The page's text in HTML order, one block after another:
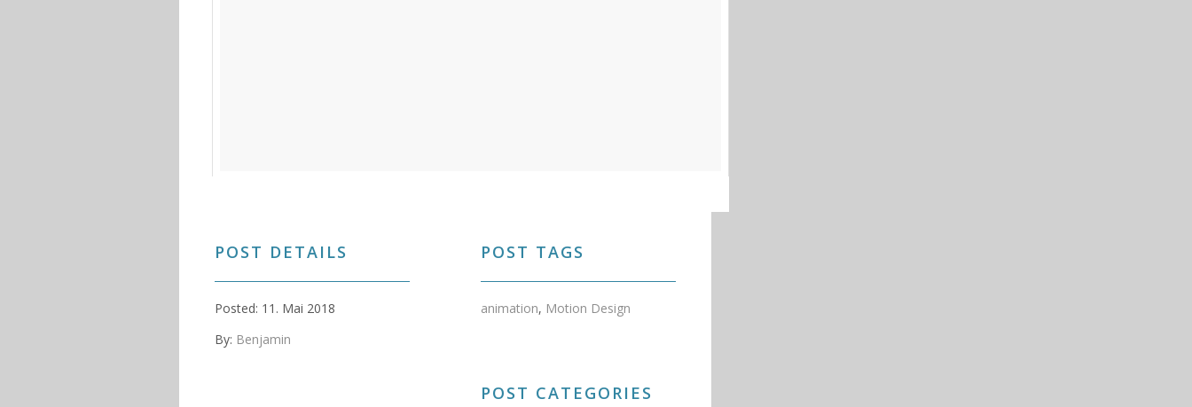
#cinema4D #lettering #animatedtype #character #designspiration #creative #dribbble
#36daysoftype #36day_all
POST DETAILS
Posted: 11. Mai 2018
By: Benjamin
POST TAGS
animation, Motion Design
POST CATEGORIES